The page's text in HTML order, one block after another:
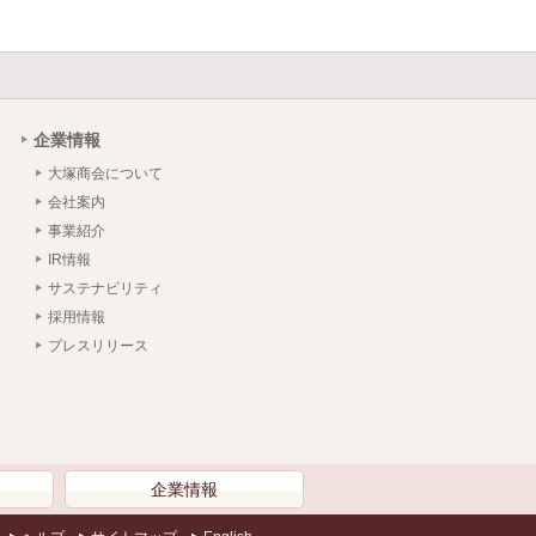
企業情報
大塚商会について
会社案内
事業紹介
IR情報
サステナビリティ
採用情報
プレスリリース
企業情報